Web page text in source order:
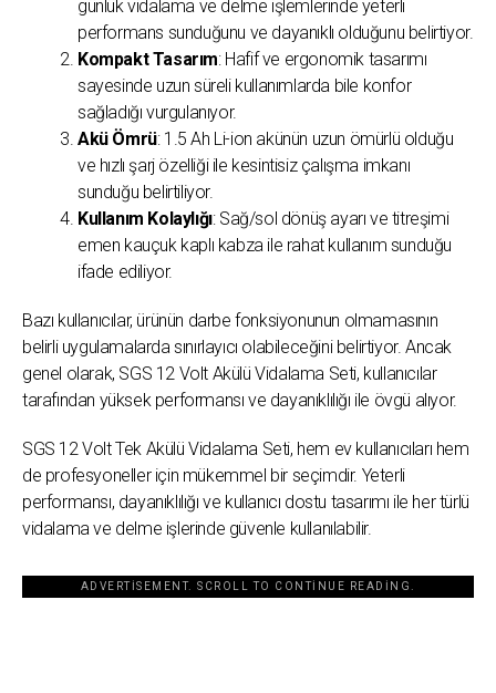
günlük vidalama ve delme işlemlerinde yeterli
performans sunduğunu ve dayanıklı olduğunu belirtiyor.
Kompakt Tasarım: Hafif ve ergonomik tasarımı
sayesinde uzun süreli kullanımlarda bile konfor
sağladığı vurgulanıyor.
Akü Ömrü: 1.5 Ah Li-ion akünün uzun ömürlü olduğu
ve hızlı şarj özelliği ile kesintisiz çalışma imkanı
sunduğu belirtiliyor.
Kullanım Kolaylığı: Sağ/sol dönüş ayarı ve titreşimi
emen kauçuk kaplı kabza ile rahat kullanım sunduğu
ifade ediliyor.
Bazı kullanıcılar, ürünün darbe fonksiyonunun olmamasının
belirli uygulamalarda sınırlayıcı olabileceğini belirtiyor. Ancak
genel olarak, SGS 12 Volt Akülü Vidalama Seti, kullanıcılar
tarafından yüksek performansı ve dayanıklılığı ile övgü alıyor.
SGS 12 Volt Tek Akülü Vidalama Seti, hem ev kullanıcıları hem
de profesyoneller için mükemmel bir seçimdir. Yeterli
performansı, dayanıklılığı ve kullanıcı dostu tasarımı ile her türlü
vidalama ve delme işlerinde güvenle kullanılabilir.
ADVERTISEMENT. SCROLL TO CONTINUE READING.